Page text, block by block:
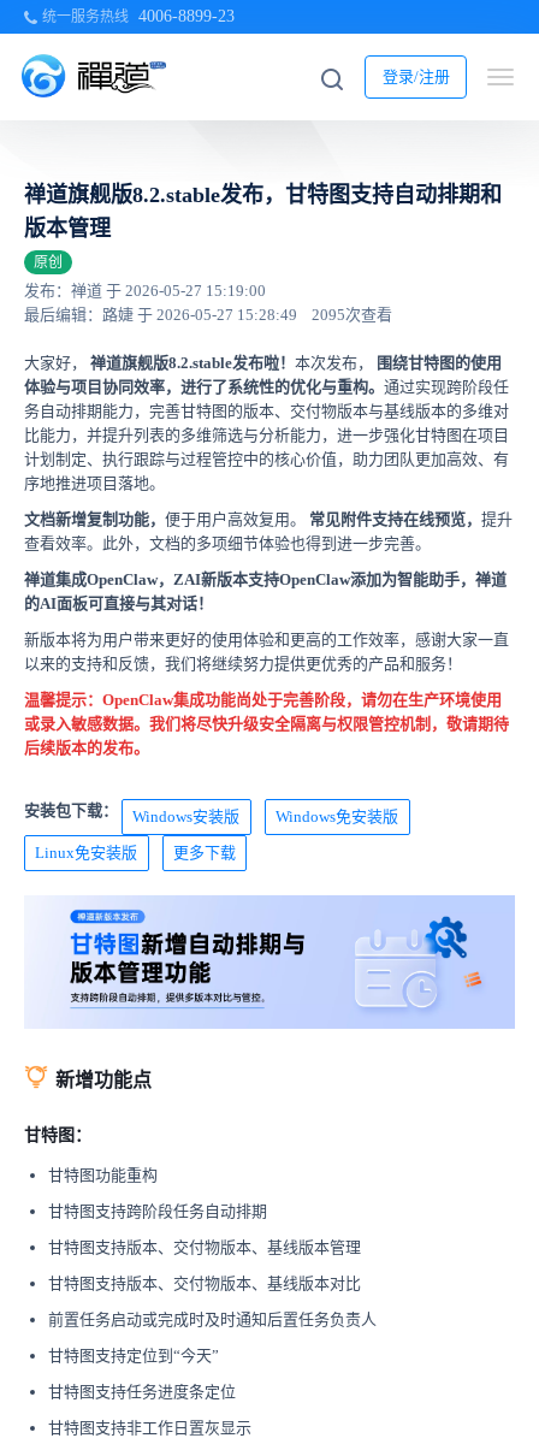
统一服务热线 4006-8899-23
登录/注册
禅道旗舰版8.2.stable发布，甘特图支持自动排期和
版本管理
原创
发布：禅道 于 2026-05-27 15:19:00
最后编辑：路婕 于 2026-05-27 15:28:49
2095次查看
大家好， 禅道旗舰版8.2.stable发布啦！ 本次发布，
围绕甘特图的使用
体验与项目协同效率，进行了系统性的优化与重构。 通过实现跨阶段任
务自动排期能力，完善甘特图的版本、交付物版本与基线版本的多维对
比能力，并提升列表的多维筛选与分析能力，进一步强化甘特图在项目
计划制定、执行跟踪与过程管控中的核心价值，助力团队更加高效、有
序地推进项目落地。
文档新增复制功能， 便于用户高效复用。 常见附件支持在线预览， 提升
查看效率。此外，文档的多项细节体验也得到进一步完善。
禅道集成OpenClaw，ZAI新版本支持OpenClaw添加为智能助手，禅道
的AI面板可直接与其对话！
新版本将为用户带来更好的使用体验和更高的工作效率，感谢大家一直
以来的支持和反馈，我们将继续努力提供更优秀的产品和服务！
温馨提示：OpenClaw集成功能尚处于完善阶段，请勿在生产环境使用
或录入敏感数据。我们将尽快升级安全隔离与权限管控机制，敬请期待
后续版本的发布。
安装包下载： Windows安装版
Windows免安装版
Linux免安装版
更多下载
新增功能点
甘特图：
甘特图功能重构
甘特图支持跨阶段任务自动排期
甘特图支持版本、交付物版本、基线版本管理
甘特图支持版本、交付物版本、基线版本对比
前置任务启动或完成时及时通知后置任务负责人
甘特图支持定位到“今天”
甘特图支持任务进度条定位
甘特图支持非工作日置灰显示